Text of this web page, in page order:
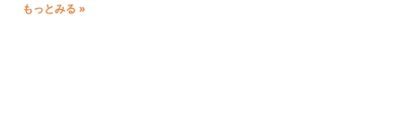
もっとみる »